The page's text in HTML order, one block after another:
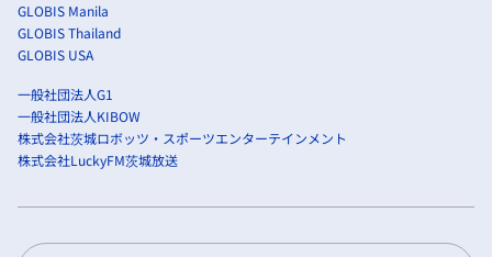
GLOBIS Manila
GLOBIS Thailand
GLOBIS USA
一般社団法人G1
一般社団法人KIBOW
株式会社茨城ロボッツ・スポーツエンターテインメント
株式会社LuckyFM茨城放送